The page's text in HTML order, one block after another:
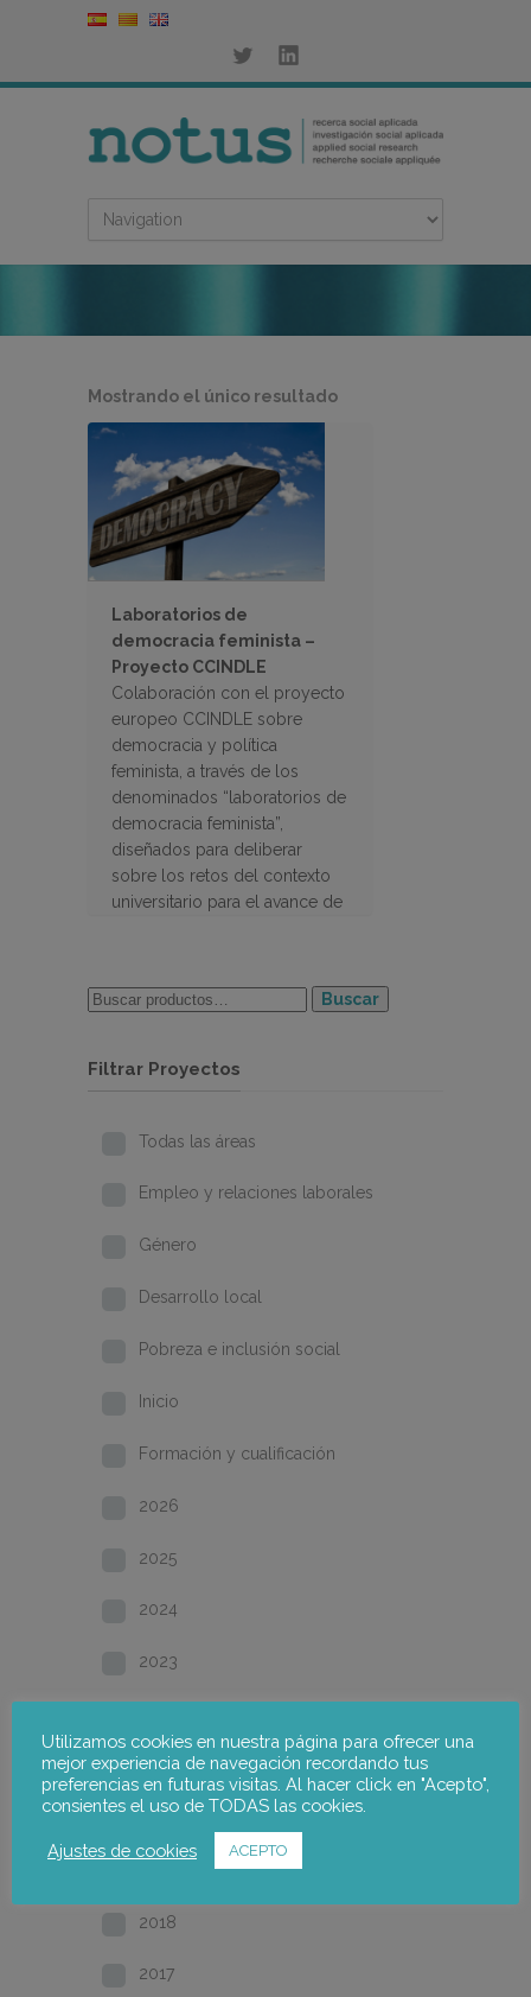
Mostrando el único resultado
Laboratorios de
democracia feminista –
Proyecto CCINDLE
Colaboración con el proyecto
europeo CCINDLE sobre
democracia y política
feminista, a través de los
denominados “laboratorios de
democracia feminista”,
diseñados para deliberar
sobre los retos del contexto
universitario para el avance de
para abordarlos.
Buscar
Filtrar Proyectos
Todas las áreas
Empleo y relaciones laborales
Género
Desarrollo local
Pobreza e inclusión social
Inicio
Formación y cualificación
2026
2025
2024
2023
2021
2020
2018
2017
Utilizamos cookies en nuestra página para ofrecer una
mejor experiencia de navegación recordando tus
preferencias en futuras visitas. Al hacer click en "Acepto",
consientes el uso de TODAS las cookies.
Ajustes de cookies ACEPTO